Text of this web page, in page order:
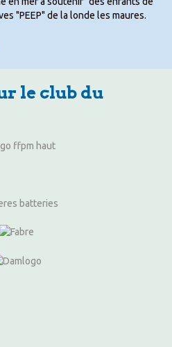
"PEEP" de la londe les maures.
le club du